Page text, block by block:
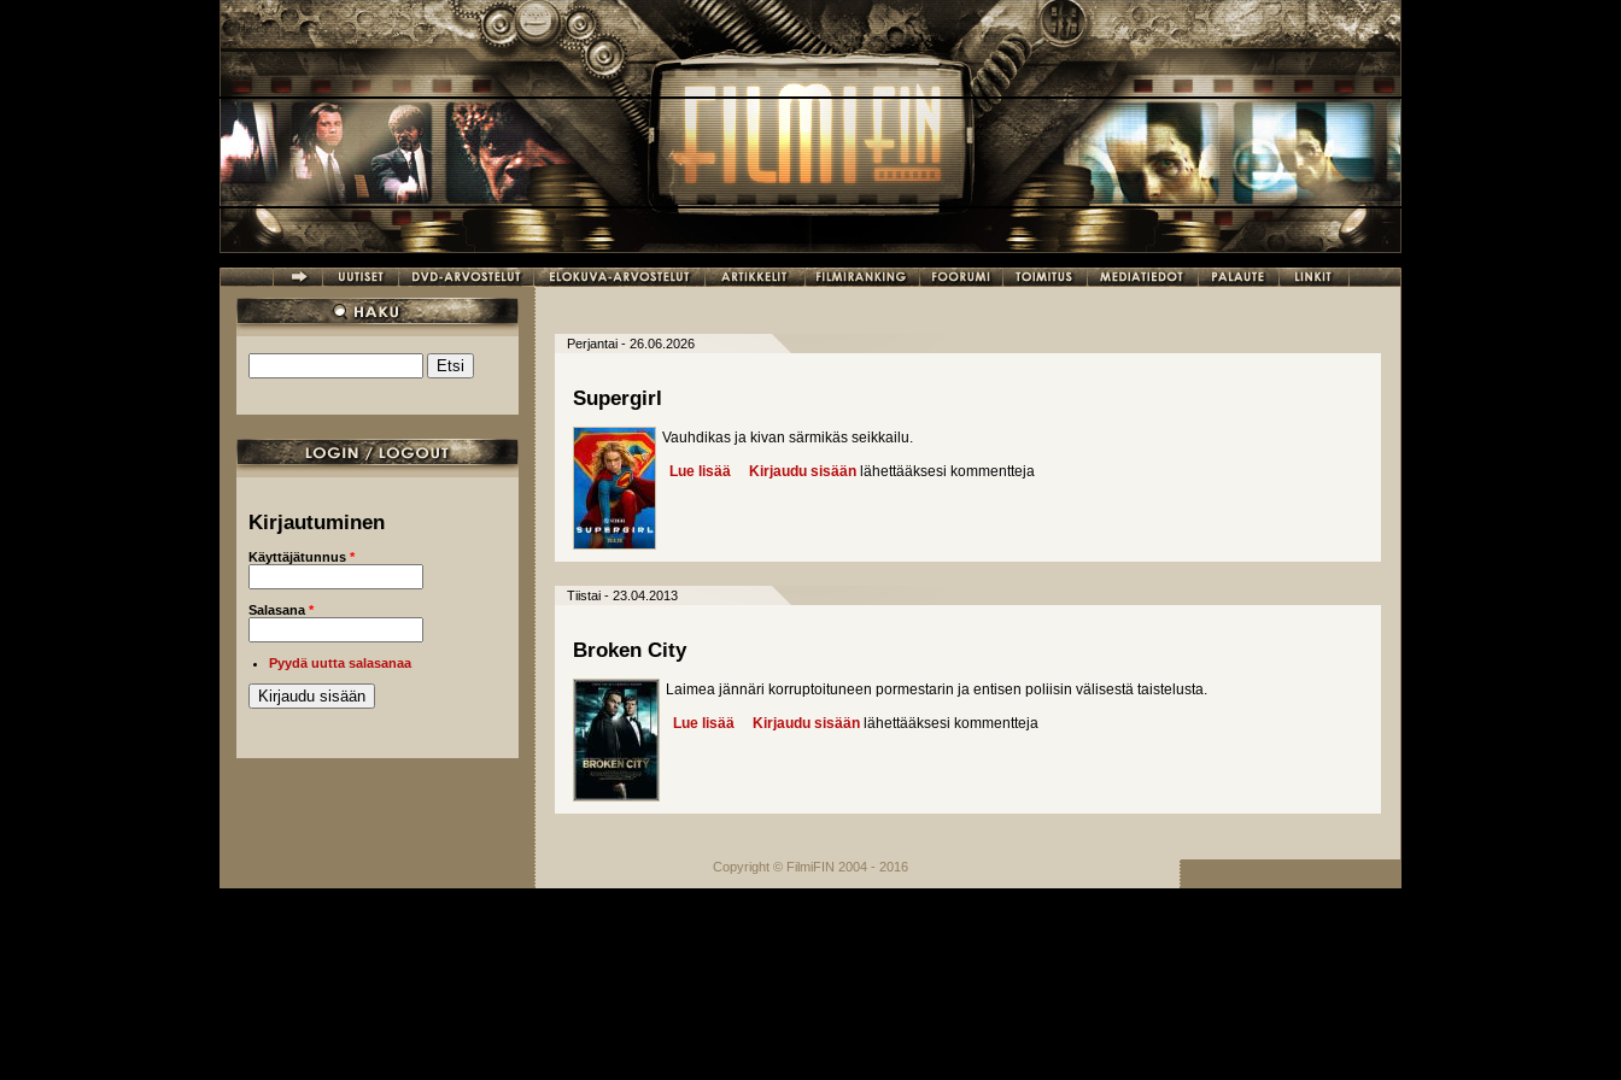
Hakulomake
Kirjautuminen
Käyttäjätunnus *
Salasana *
Pyydä uutta salasanaa
Perjantai - 26.06.2026
Supergirl
Vauhdikas ja kivan särmikäs seikkailu.
Lue lisää about Supergirl
Kirjaudu sisään lähettääksesi kommentteja
Tiistai - 23.04.2013
Broken City
Laimea jännäri korruptoituneen pormestarin ja entisen poliisin välisestä taistelusta.
Lue lisää about Broken City
Kirjaudu sisään lähettääksesi kommentteja
Copyright © FilmiFIN 2004 - 2016